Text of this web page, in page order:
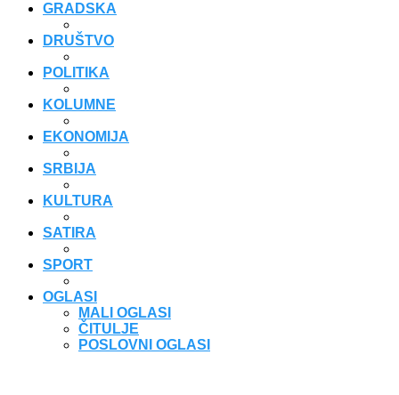
GRADSKA
DRUŠTVO
POLITIKA
KOLUMNE
EKONOMIJA
SRBIJA
KULTURA
SATIRA
SPORT
OGLASI
MALI OGLASI
ČITULJE
POSLOVNI OGLASI